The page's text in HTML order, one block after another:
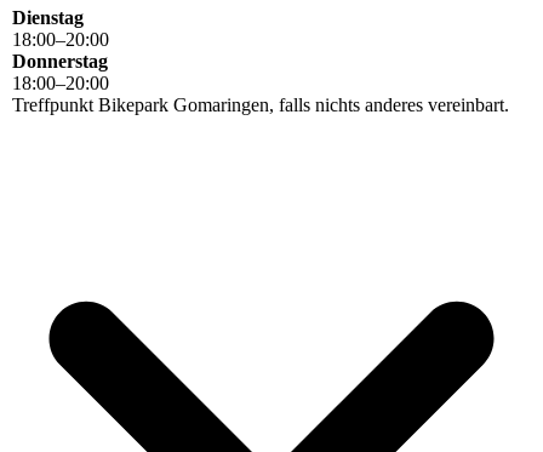
Dienstag
18:00–20:00
Donnerstag
18:00–20:00
Treffpunkt Bikepark Gomaringen, falls nichts anderes vereinbart.